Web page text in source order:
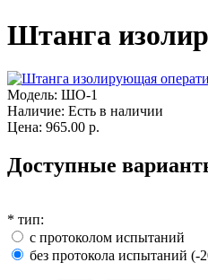
Штанга
Модель: ШО-1
Наличие: Есть в наличии
Цена: 965.00 р.
Доступные
* тип:
с протоколом испытаний
без протокола испытаний (-